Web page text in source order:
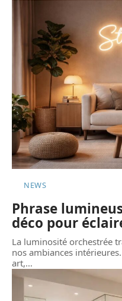
NEWS
Phrase
déco pour
La luminosité orchestrée
nos ambiances
art,…